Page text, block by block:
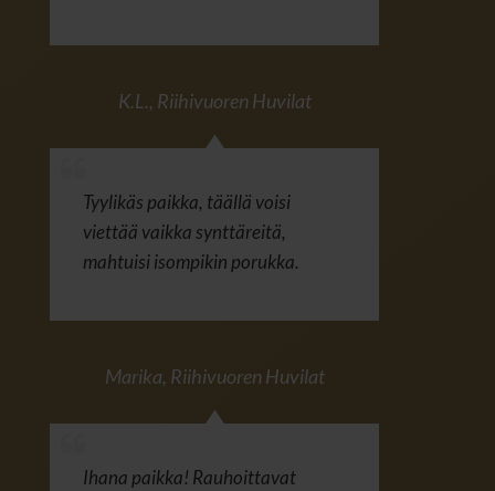
K.L., Riihivuoren Huvilat
Tyylikäs paikka, täällä voisi
viettää vaikka synttäreitä,
mahtuisi isompikin porukka.
Marika, Riihivuoren Huvilat
Ihana paikka! Rauhoittavat